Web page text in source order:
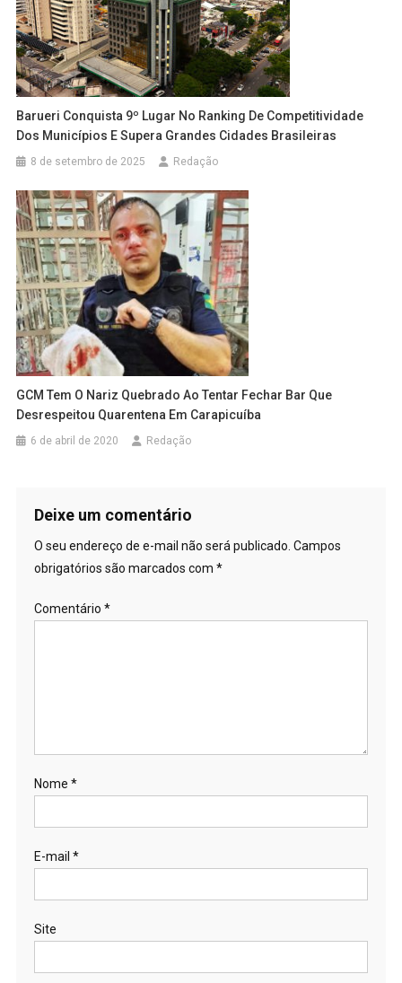
Barueri Conquista 9º Lugar No Ranking De Competitividade
Dos Municípios E Supera Grandes Cidades Brasileiras
8 de setembro de 2025 Redação
GCM Tem O Nariz Quebrado Ao Tentar Fechar Bar Que
Desrespeitou Quarentena Em Carapicuíba
6 de abril de 2020 Redação
Deixe um comentário
O seu endereço de e-mail não será publicado. Campos
obrigatórios são marcados com *
Comentário *
Nome *
E-mail *
Site